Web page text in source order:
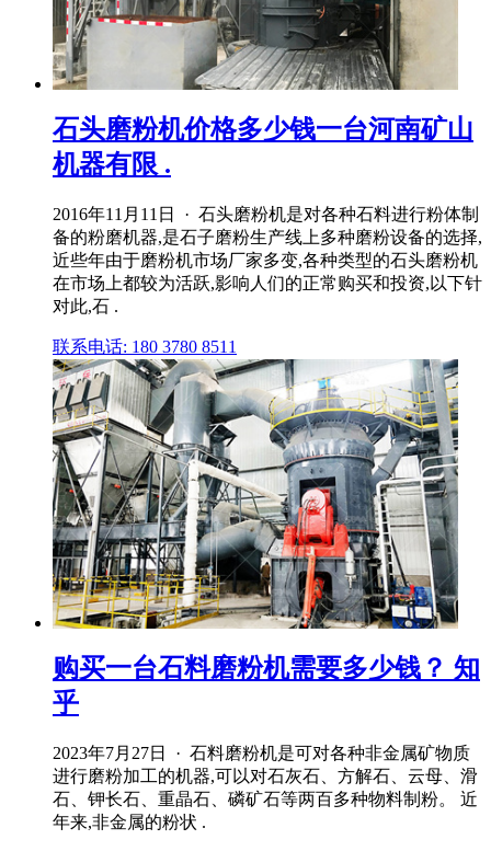
石头磨粉机价格多少钱一台河南矿山
机器有限 .
2016年11月11日 · 石头磨粉机是对各种石料进行粉体制
备的粉磨机器,是石子磨粉生产线上多种磨粉设备的选择,
近些年由于磨粉机市场厂家多变,各种类型的石头磨粉机
在市场上都较为活跃,影响人们的正常购买和投资,以下针
对此,石 .
联系电话: 180 3780 8511
购买一台石料磨粉机需要多少钱？ 知
乎
2023年7月27日 · 石料磨粉机是可对各种非金属矿物质
进行磨粉加工的机器,可以对石灰石、方解石、云母、滑
石、钾长石、重晶石、磷矿石等两百多种物料制粉。 近
年来,非金属的粉状 .